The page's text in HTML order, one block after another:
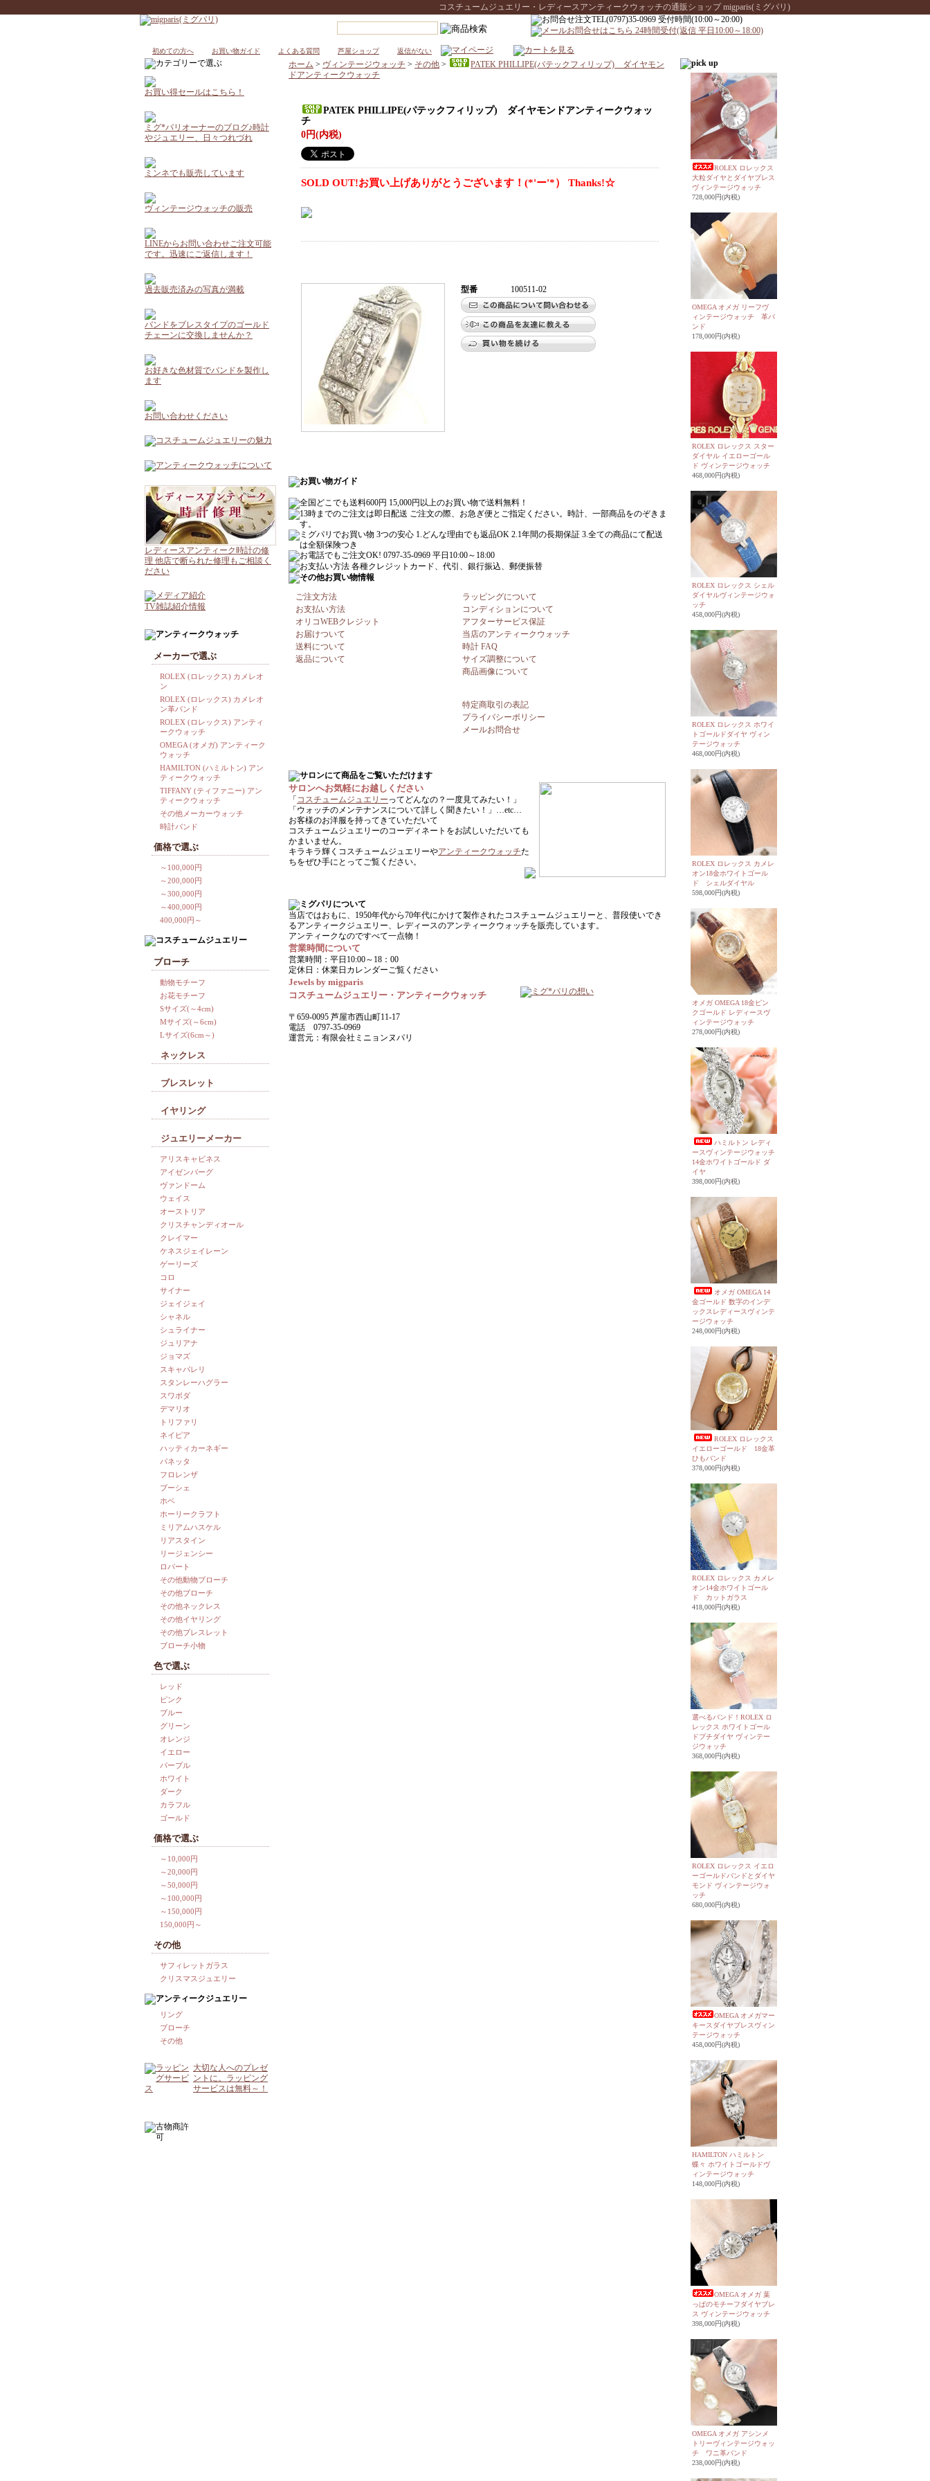
コスチュームジュエリー・レディースアンティークウォッチの通販ショップ migparis(ミグパリ)
初めての方へ お買い物ガイド よくある質問 芦屋ショップ 返信がない
ホーム > ヴィンテージウォッチ > その他 >
PATEK PHILLIPE(パテックフィリップ) ダイヤモン
ドアンティークウォッチ
PATEK PHILLIPE(パテックフィリップ) ダイヤモンドアンティークウォッ
チ
0円(内税)
SOLD OUT!お買い上げありがとうございます！(*'ー'*） Thanks!☆
型番 100511-02
ご注文方法
お支払い方法
オリコWEBクレジット
お届けついて
送料について
返品について
ラッピングについて
コンディションについて
アフターサービス保証
当店のアンティークウォッチ
時計 FAQ
サイズ調整について
商品画像について
特定商取引の表記
プライバシーポリシー
メールお問合せ
サロンへお気軽にお越しください
「 コスチュームジュエリーってどんなの？一度見てみたい！」
「ウォッチのメンテナンスについて詳しく聞きたい！」…etc…
お客様のお洋服を持ってきていただいて
コスチュームジュエリーのコーディネートをお試しいただいても
かまいません。
キラキラ輝くコスチュームジュエリーやアンティークウォッチた
ちをぜひ手にとってご覧ください。
当店ではおもに、1950年代から70年代にかけて製作されたコスチュームジュエリーと、普段使いでき
るアンティークジュエリー、レディースのアンティークウォッチを販売しています。
アンティークなのですべて一点物！
営業時間について
営業時間：平日10:00～18：00
定休日：休業日カレンダーご覧ください
Jewels by migparis
コスチュームジュエリー・アンティークウォッチ
〒659-0095 芦屋市西山町11-17
電話 0797-35-0969
運営元：有限会社ミニョンヌパリ
お買い得セールはこちら！
ミグ*パリオーナーのブログ♪時計
やジュエリー、日々つれづれ
ミンネでも販売しています
ヴィンテージウォッチの販売
LINEからお問い合わせご注文可能
です。迅速にご返信します！
過去販売済みの写真が満載
バンドをブレスタイプのゴールド
チェーンに交換しませんか？
お好きな色材質でバンドを製作し
ます
お問い合わせください
レディースアンティーク時計の修
理 他店で断られた修理もご相談く
ださい
TV雑誌紹介情報
メーカーで選ぶ
ROLEX (ロレックス) カメレオ
ン
ROLEX (ロレックス) カメレオ
ン革バンド
ROLEX (ロレックス) アンティ
ークウォッチ
OMEGA (オメガ) アンティーク
ウォッチ
HAMILTON (ハミルトン) アン
ティークウォッチ
TIFFANY (ティファニー) アン
ティークウォッチ
その他メーカーウォッチ
時計バンド
価格で選ぶ
～100,000円
～200,000円
～300,000円
～400,000円
400,000円～
ブローチ
動物モチーフ
お花モチーフ
Sサイズ(～4cm)
Mサイズ(～6cm)
Lサイズ(6cm～)
ネックレス
ブレスレット
イヤリング
ジュエリーメーカー
アリスキャビネス
アイゼンバーグ
ヴァンドーム
ウェイス
オーストリア
クリスチャンディオール
クレイマー
ケネスジェイレーン
ゲーリーズ
コロ
サイナー
ジェイジェイ
シャネル
シュライナー
ジュリアナ
ジョマズ
スキャパレリ
スタンレーハグラー
スワボダ
デマリオ
トリファリ
ネイピア
ハッティカーネギー
パネッタ
フロレンザ
ブーシェ
ホベ
ホーリークラフト
ミリアムハスケル
リアスタイン
リージェンシー
ロバート
その他動物ブローチ
その他ブローチ
その他ネックレス
その他イヤリング
その他ブレスレット
ブローチ小物
色で選ぶ
レッド
ピンク
ブルー
グリーン
オレンジ
イエロー
パープル
ホワイト
ダーク
カラフル
ゴールド
価格で選ぶ
～10,000円
～20,000円
～50,000円
～100,000円
～150,000円
150,000円～
その他
サフィレットガラス
クリスマスジュエリー
リング
ブローチ
その他
大切な人へのプレゼ
ントに。ラッピング
サービスは無料～！
ROLEX ロレックス
大粒ダイヤとダイヤブレス
ヴィンテージウォッチ
728,000円(内税)
OMEGA オメガ リーフヴ
ィンテージウォッチ 革バ
ンド
178,000円(内税)
ROLEX ロレックス スター
ダイヤル イエローゴール
ド ヴィンテージウォッチ
468,000円(内税)
ROLEX ロレックス シェル
ダイヤルヴィンテージウォ
ッチ
458,000円(内税)
ROLEX ロレックス ホワイ
トゴールドダイヤ ヴィン
テージウォッチ
468,000円(内税)
ROLEX ロレックス カメレ
オン18金ホワイトゴール
ド シェルダイヤル
598,000円(内税)
オメガ OMEGA 18金ピン
クゴールド レディースヴ
ィンテージウォッチ
278,000円(内税)
ハミルトン レディ
ースヴィンテージウォッチ
14金ホワイトゴールド ダ
イヤ
398,000円(内税)
オメガ OMEGA 14
金ゴールド 数字のインデ
ックスレディースヴィンテ
ージウォッチ
248,000円(内税)
ROLEX ロレックス
イエローゴールド 18金革
ひもバンド
378,000円(内税)
ROLEX ロレックス カメレ
オン14金ホワイトゴール
ド カットガラス
418,000円(内税)
選べるバンド！ROLEX ロ
レックス ホワイトゴール
ドプチダイヤ ヴィンテー
ジウォッチ
368,000円(内税)
ROLEX ロレックス イエロ
ーゴールドバンドとダイヤ
モンド ヴィンテージウォ
ッチ
680,000円(内税)
OMEGA オメガマー
キースダイヤブレスヴィン
テージウォッチ
458,000円(内税)
HAMILTON ハミルトン
蝶々 ホワイトゴールドヴ
ィンテージウォッチ
148,000円(内税)
OMEGA オメガ 葉
っぱのモチーフダイヤブレ
ス ヴィンテージウォッチ
398,000円(内税)
OMEGA オメガ アシンメ
トリーヴィンテージウォッ
チ ワニ革バンド
238,000円(内税)